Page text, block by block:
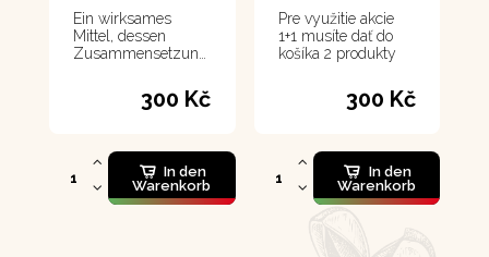
Ein wirksames
Mittel, dessen
Zusammensetzung
der Erfahrungen der
indigenen Völker
entwickelt wurde,
um den Körper in
optimaler
Verfassung zu
300 Kč
In den
Warenkorb
Pre využitie akcie
1+1 musíte dať do
košíka 2 produkty
300 Kč
In den
Warenkorb